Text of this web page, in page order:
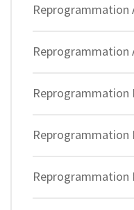
Reprogrammation
Reprogrammation
Reprogrammation
Reprogrammation
Reprogrammation